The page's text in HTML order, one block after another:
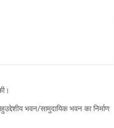
भवन/सामुदायिक भवन का निर्माण